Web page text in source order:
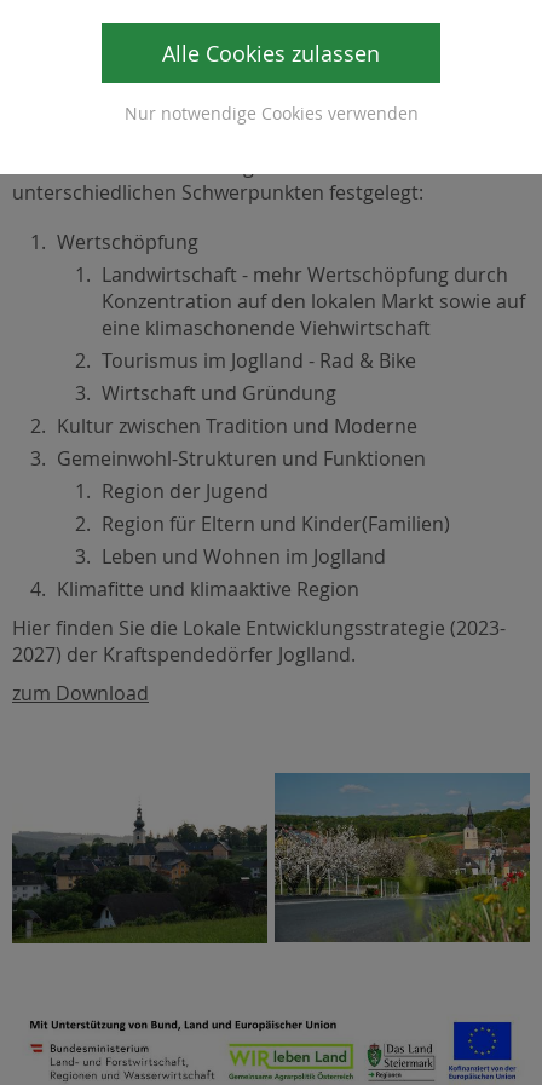
Im Zuge desLeitbildprozesseswurde unter Einbindung
der Bevölkerung eineLokale Entwicklungsstrategie
auf die Region und ihre ökonomischen, ökologischen
und sozialenGegebenheiten abgestimmt.
unterschiedlichen Schwerpunkten festgelegt:
Wertschöpfung
Landwirtschaft - mehr Wertschöpfung durch
Konzentration auf den lokalen Markt sowie auf
eine klimaschonende Viehwirtschaft
Tourismus im Joglland - Rad & Bike
Wirtschaft und Gründung
Kultur zwischen Tradition und Moderne
Gemeinwohl-Strukturen und Funktionen
Region der Jugend
Region für Eltern und Kinder(Familien)
Leben und Wohnen im Joglland
Klimafitte und klimaaktive Region
Hier finden Sie die Lokale Entwicklungsstrategie (2023-
2027) der Kraftspendedörfer Joglland.
zum Download
Alle Cookies zulassen
Nur notwendige Cookies verwenden